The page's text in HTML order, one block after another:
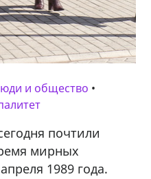
и общество •
почтили
мирных
1989 года.